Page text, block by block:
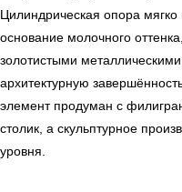
Цилиндрическая опора мягко
основание молочного
золотистыми
архитектурную
элемент продуман с
столик, а скульптурное
уровня.